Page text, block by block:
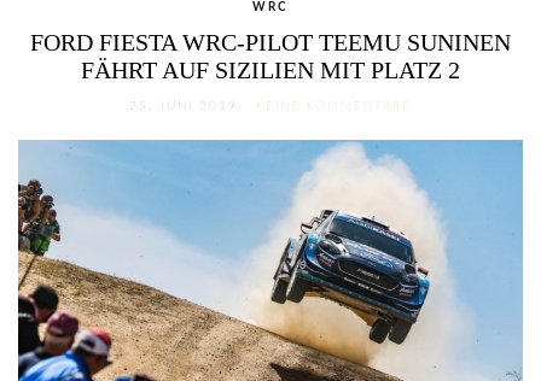
WRC
FORD FIESTA WRC-PILOT TEEMU SUNINEN
FÄHRT AUF SIZILIEN MIT PLATZ 2
25. JUNI 2019 KEINE KOMMENTARE